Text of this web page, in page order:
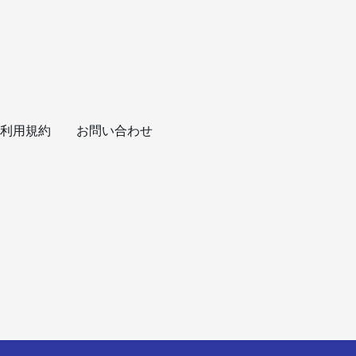
利用規約 お問い合わせ